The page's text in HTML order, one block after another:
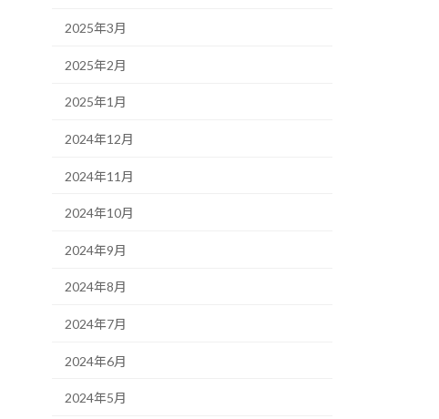
2025年3月
2025年2月
2025年1月
2024年12月
2024年11月
2024年10月
2024年9月
2024年8月
2024年7月
2024年6月
2024年5月